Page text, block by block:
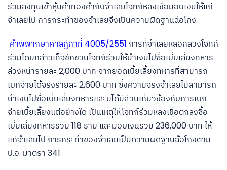
ร่วมลงทุนเข้าหุ้นค้าทองคำกับจำเลยโจทก์หลงเชื่อมอบเงินให้แก่
จำเลยไป การกระทำของจำเลยจึงเป็นความผิดฐานฉ้อโกง.
คำพิพากษาศาลฎีกาที่ 4005/2551 การที่จำเลยหลอกลวงโจทก์
ร่วมโดยกล่าวเท็จชักชวนโจทก์ร่วมให้นำเงินไปซื้อเบี้ยเลี้ยงทหาร
ล่วงหน้ารายละ 2,000 บาท จากยอดเบี้ยเลี้ยงทหารที่สามารถ
เบิกจ่ายได้จริงรายละ 2,600 บาท ซึ่งความจริงจำเลยไม่สามารถ
นำเงินไปซื้อเบี้ยเลี้ยงทหารและมิได้มีส่วนเกี่ยวข้องกับการเบิก
จ่ายเบี้ยเลี้ยงแต่อย่างใด เป็นเหตุให้โจทก์ร่วมหลงเชื่อตกลงซื้อ
เบี้ยเลี้ยงทหารรวม 118 ราย และมอบเงินรวม 236,000 บาท ให้
แก่จำเลยไป การกระทำของจำเลยเป็นความผิดฐานฉ้อโกงตาม
ป.อ. มาตรา 341